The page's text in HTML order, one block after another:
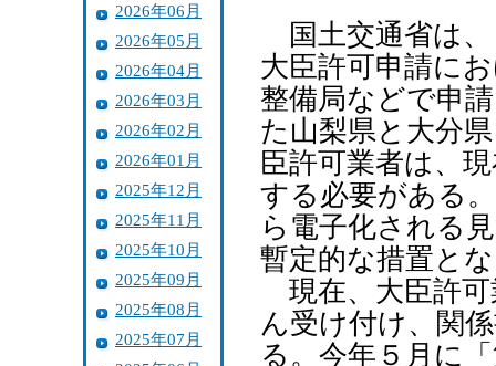
2026年06月
2026年05月
2026年04月
2026年03月
2026年02月
2026年01月
2025年12月
2025年11月
2025年10月
2025年09月
2025年08月
2025年07月
国土交通省は、
大臣許可申請に
整備局などで申
た山梨県と大分
臣許可業者は、
する必要がある
ら電子化される
暫定的な措置と
現在、大臣許可
ん受け付け、関
る。今年５月に